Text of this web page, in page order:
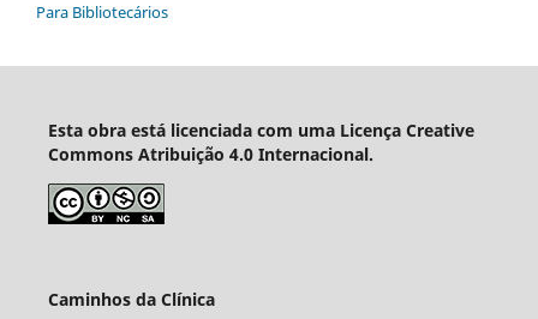
Para Bibliotecários
Esta obra está licenciada com uma Licença Creative
Commons Atribuição 4.0 Internacional.
Caminhos da Clínica